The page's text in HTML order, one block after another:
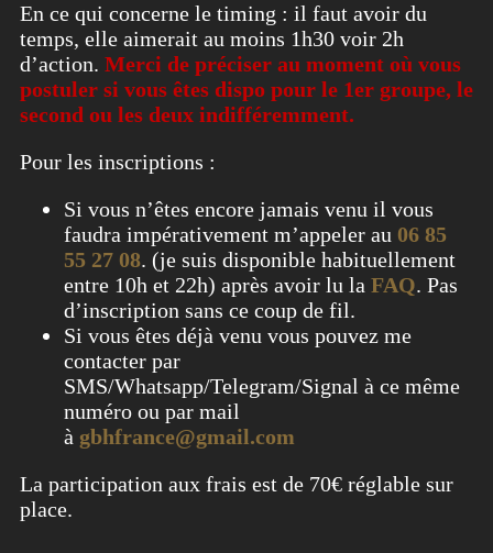
En ce qui concerne le timing : il faut avoir du
temps, elle aimerait au moins 1h30 voir 2h
d’action. Merci de préciser au moment où vous
postuler si vous êtes dispo pour le 1er groupe, le
second ou les deux indifféremment.
Pour les inscriptions :
Si vous n’êtes encore jamais venu il vous
faudra impérativement m’appeler au 06 85
55 27 08. (je suis disponible habituellement
entre 10h et 22h) après avoir lu la FAQ. Pas
d’inscription sans ce coup de fil.
Si vous êtes déjà venu vous pouvez me
contacter par
SMS/Whatsapp/Telegram/Signal à ce même
numéro ou par mail
à gbhfrance@gmail.com
La participation aux frais est de 70€ réglable sur
place.